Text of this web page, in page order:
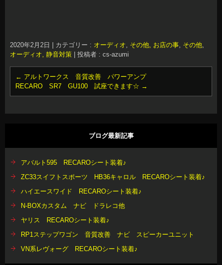
2020年2月2日 カテゴリー : オーディオ, その他, お店の事, その他,
オーディオ, 静音対策
投稿者 : cs-azumi
← アルトワークス 音質改善 パワーアンプ
RECARO SR7 GU100 試座できます☆ →
ブログ最新記事
アバルト595 RECAROシート装着♪
ZC33スイフトスポーツ HB36キャロル RECAROシート装着♪
ハイエースワイド RECAROシート装着♪
N-BOXカスタム ナビ ドラレコ他
ヤリス RECAROシート装着♪
RP1ステップワゴン 音質改善 ナビ スピーカーユニット
VN系レヴォーグ RECAROシート装着♪